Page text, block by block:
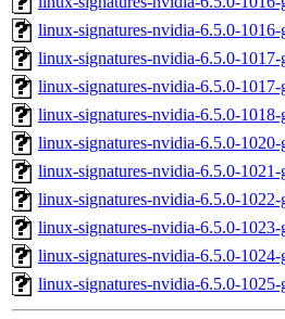
linux-signatures-nvidia-6.5.0-
linux-signatures-nvidia-6.5.0-
linux-signatures-nvidia-6.5.0-
linux-signatures-nvidia-6.5.0-
linux-signatures-nvidia-6.5.0-
linux-signatures-nvidia-6.5.0-
linux-signatures-nvidia-6.5.0-
linux-signatures-nvidia-6.5.0-
linux-signatures-nvidia-6.5.0-
linux-signatures-nvidia-6.5.0-